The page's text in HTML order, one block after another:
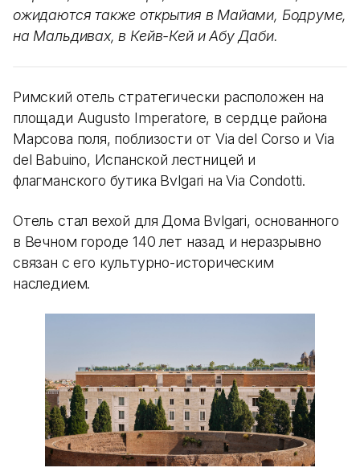
ожидаются также открытия в Майами, Бодруме,
на Мальдивах, в Кейв-Кей и Абу Даби.
Римский отель стратегически расположен на
площади Augusto Imperatore, в сердце района
Марсова поля, поблизости от Via del Corso и Via
del Babuino, Испанской лестницей и
флагманского бутика Bvlgari на Via Condotti.
Отель стал вехой для Дома Bvlgari, основанного
в Вечном городе 140 лет назад и неразрывно
связан с его культурно-историческим
наследием.